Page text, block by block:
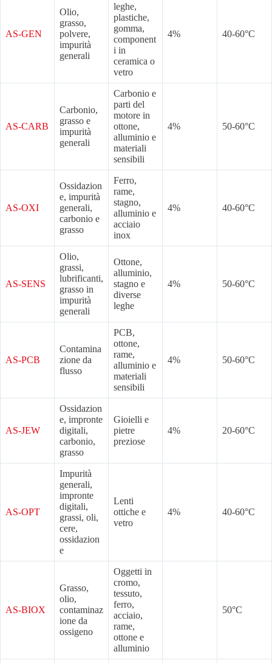
AS-GEN
Olio,
grasso,
polvere,
impurità
generali
leghe,
plastiche,
gomma,
component
i in
ceramica o
vetro
4% 40-60°C
AS-CARB
Carbonio,
grasso e
impurità
generali
Carbonio e
parti del
motore in
ottone,
alluminio e
materiali
sensibili
4% 50-60°C
AS-OXI
Ossidazion
e, impurità
generali,
carbonio e
grasso
Ferro,
rame,
stagno,
alluminio e
acciaio
inox
4% 40-60°C
AS-SENS
Olio,
grassi,
lubrificanti,
grasso in
impurità
generali
Ottone,
alluminio,
stagno e
diverse
leghe
4% 50-60°C
AS-PCB
Contamina
zione da
flusso
PCB,
ottone,
rame,
alluminio e
materiali
sensibili
4% 50-60°C
AS-JEW
Ossidazion
e, impronte
digitali,
carbonio,
grasso
Gioielli e
pietre
preziose
4% 20-60°C
AS-OPT
Impurità
generali,
impronte
digitali,
grassi, oli,
cere,
ossidazion
e
Lenti
ottiche e
vetro
4% 40-60°C
AS-BIOX
Grasso,
olio,
contaminaz
ione da
ossigeno
Oggetti in
cromo,
tessuto,
ferro,
acciaio,
rame,
ottone e
alluminio
50°C